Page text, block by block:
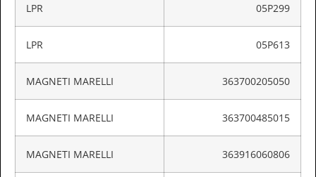
LPR 05P299
LPR 05P613
MAGNETI MARELLI 363700205050
MAGNETI MARELLI 363700485015
MAGNETI MARELLI 363916060806